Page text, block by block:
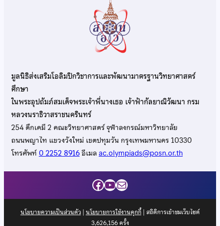
มูลนิธิส่งเสริมโอลิมปิกวิชาการและพัฒนามาตรฐานวิทยาศาสตร์
ศึกษา
ในพระอุปถัมภ์สมเด็จพระเจ้าพี่นางเธอ เจ้าฟ้ากัลยาณิวัฒนา กรม
หลวงนราธิวาสราชนครินทร์
254 ตึกเคมี 2 คณะวิทยาศาสตร์ จุฬาลงกรณ์มหาวิทยาลัย
ถนนพญาไท แขวงวังใหม่ เขตปทุมวัน กรุงเทพมหานคร 10330
โทรศัพท์0 2252 8916อีเมลac.olympiads@posn.or.th
Facebook
YouTube
Mail
นโยบายความเป็นส่วนตัว| นโยบายการใช้งานคุกกี้| สถิติการเข้าชมเว็บไซต์
3,626,156ครั้ง